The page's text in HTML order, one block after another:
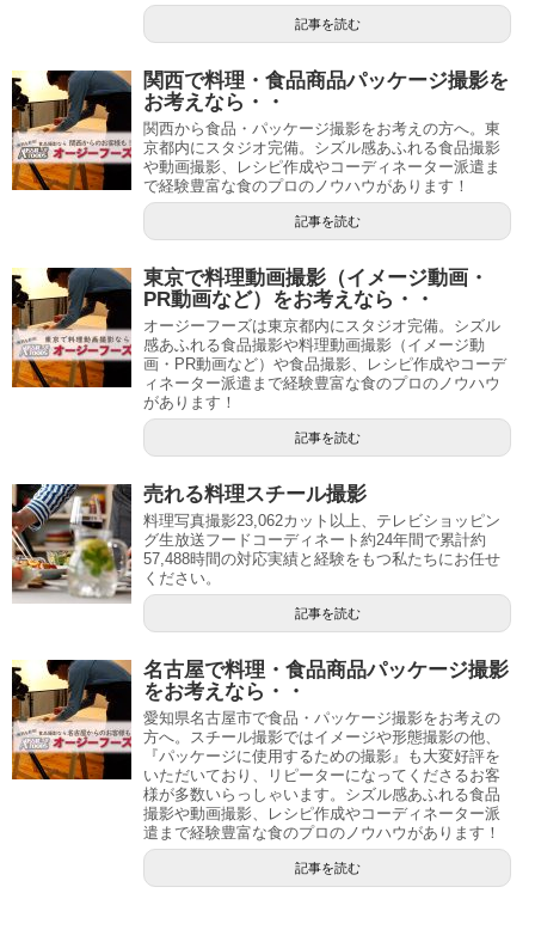
記事を読む
関西で料理・食品商品パッケージ撮影を
お考えなら・・
関西から食品・パッケージ撮影をお考えの方へ。東
京都内にスタジオ完備。シズル感あふれる食品撮影
や動画撮影、レシピ作成やコーディネーター派遣ま
で経験豊富な食のプロのノウハウがあります！
記事を読む
東京で料理動画撮影（イメージ動画・
PR動画など）をお考えなら・・
オージーフーズは東京都内にスタジオ完備。シズル
感あふれる食品撮影や料理動画撮影（イメージ動
画・PR動画など）や食品撮影、レシピ作成やコーデ
ィネーター派遣まで経験豊富な食のプロのノウハウ
があります！
記事を読む
売れる料理スチール撮影
料理写真撮影23,062カット以上、テレビショッピン
グ生放送フードコーディネート約24年間で累計約
57,488時間の対応実績と経験をもつ私たちにお任せ
ください。
記事を読む
名古屋で料理・食品商品パッケージ撮影
をお考えなら・・
愛知県名古屋市で食品・パッケージ撮影をお考えの
方へ。スチール撮影ではイメージや形態撮影の他、
『パッケージに使用するための撮影』も大変好評を
いただいており、リピーターになってくださるお客
様が多数いらっしゃいます。シズル感あふれる食品
撮影や動画撮影、レシピ作成やコーディネーター派
遣まで経験豊富な食のプロのノウハウがあります！
記事を読む